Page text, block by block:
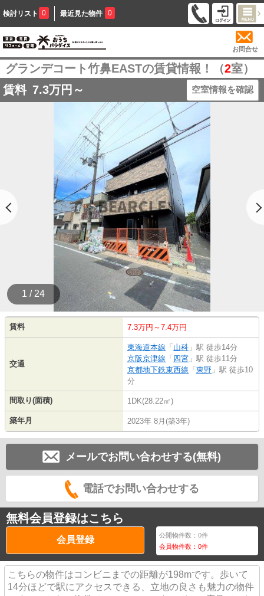
検討リスト 0 最近見た物件 0
お問合せ
グランデコート竹鼻EASTの賃貸情報！（2室）
賃料 7.3万円～ 空室情報を確認
1 / 24
賃料 7.3万円～7.4万円
交通
東海道本線 「 山科 」駅 徒歩14分
京阪京津線 「 四宮 」駅 徒歩11分
京都地下鉄東西線 「 東野 」駅 徒歩10
分
間取り(面積) 1DK(28.22㎡)
築年月 2023年 8月(築3年)
メールでお問い合わせする(無料)
電話でお問い合わせする
無料会員登録はこちら
会員登録 公開物件数：0件
会員物件数：0件
こちらの物件はコンビニまでの距離が198mです。歩いて
14分ほどで駅にアクセスできる、立地の良さも魅力の物件